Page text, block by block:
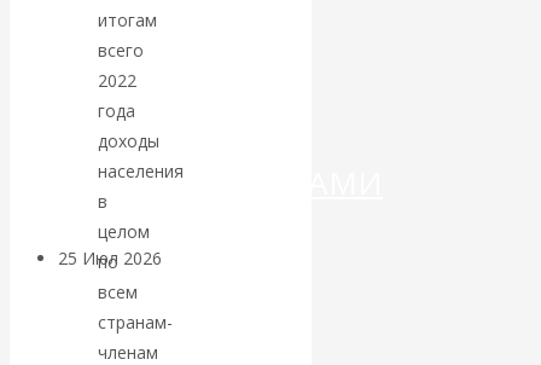
ДЕНЕГ»: КИТАЙ
ВЕДЁТ БОРЬБУ
КРИПТОВАЛЮТАМИ
25 Июл 2026
Валентин
итогам
всего
2022
года
доходы
населения
в
целом
по
всем
странам-
членам